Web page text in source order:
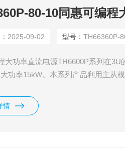
80-10同惠可编程
2025-09-02 型号：TH66360P-
大功率直流电源TH6600P系列在
功率15kW。本系列产品利用主从
高可靠性，高效的设置功能和丰富的
情